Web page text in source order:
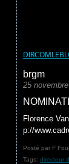
brgm
25
Florence
p://
Posté par F
Tags: directeur